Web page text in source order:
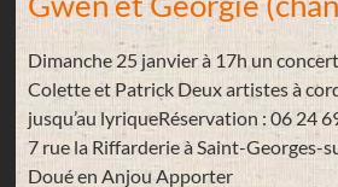
Dimanche 25 janvier à 17h un
Colette et Patrick Deux artistes à
jusqu’au lyriqueRéservation : 06 24
7 rue la Riffarderie à Saint-Georges-
Doué en Anjou Apporter